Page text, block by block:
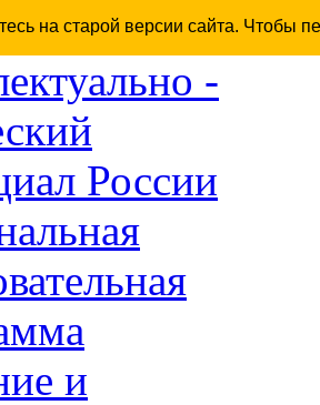
на старой версии сайта. Чтобы
-
России
и